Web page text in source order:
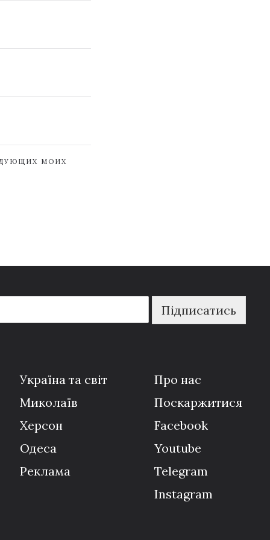
МОИХ
Підписатись
Україна та світ
Миколаїв
Херсон
Одеса
Реклама
Про нас
Поскаржитися
Facebook
Youtube
Telegram
Instagram